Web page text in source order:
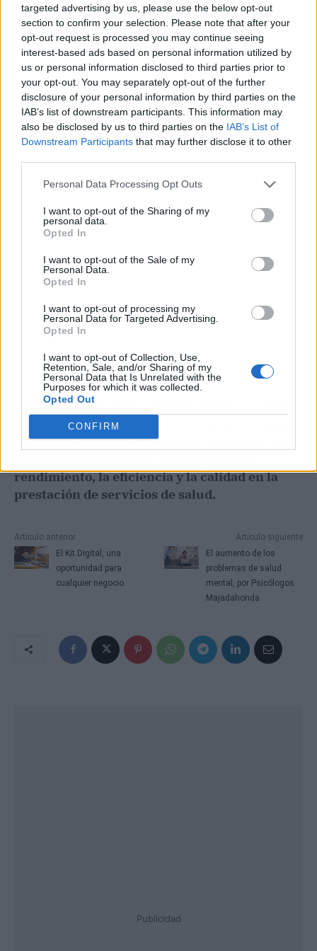
targeted advertising by us, please use the below opt-out
section to confirm your selection. Please note that after your
opt-out request is processed you may continue seeing
interest-based ads based on personal information utilized by
us or personal information disclosed to third parties prior to
your opt-out. You may separately opt-out of the further
disclosure of your personal information by third parties on the
IAB’s list of downstream participants. This information may
also be disclosed by us to third parties on the IAB’s List of
Downstream Participants that may further disclose it to other
Personal Data Processing Opt Outs
I want to opt-out of the Sharing of my
personal data.
Opted In
I want to opt-out of the Sale of my
Personal Data.
Opted In
I want to opt-out of processing my
Personal Data for Targeted Advertising.
Opted In
I want to opt-out of Collection, Use,
Retention, Sale, and/or Sharing of my
Personal Data that Is Unrelated with the
Purposes for which it was collected.
Opted Out
CONFIRM
Publicidad
A través del desarrollo de esta plataforma, Higia
Benchmarking SL se convierte en una empresa
comprometida con el desarrollo sanitario, que
rendimiento, la eficiencia y la calidad en la
prestación de servicios de salud.
Artículo anterior
El Kit Digital, una
oportunidad para
cualquier negocio
Artículo siguiente
El aumento de los
problemas de salud
mental, por Psicólogos
Majadahonda
Publicidad